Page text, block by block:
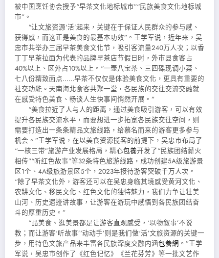
被中国烹饪协会授予“早茶文化地标城市”“民族美食文化地标城
市”。
“让文旅资源‘活’起来，关键在于保证人民群众的参与感、
获得感，而这正是美食的最基本功效”。王学军说，近年来，吴
忠市共举办三届早茶美食文化节，吸引客流量240万人次；以香
丁丁早茶拉面为代表的品牌早茶店节假日时，外市县食客占
40%以上、区外占10%以上。“一壶八宝茶、三四碟现调小菜、
七八份精致面点……早茶不仅仅是体验美食文化，更具有重要的
社交功能。天南海北食客共聚一堂，各民族的交往交流交融就
在感受特色美食、畅谈人生快事间悄然开展。”
“美食拉近了人与人的距离，通过美食吸引游客，可以有效
提升各民族交流水平，而要想进一步拓宽各民族交往空间，则
需要打造出一条条精品文旅线路，给慕名而来的游客更多参与
机会。”王学军说，在以美食资源揽客的前提下，吴忠市布局了
“一核三带”旅游产业发展格局，精心包養开发了“民族团结薪火
相传”“听红色故事”等32条特色旅游线路，成功创建5A级旅游景
区1个、4A级旅游景区5个，2023年接待游客突破千万人次。
“除了早茶文化外，游客还可以在吴忠身临其境感受黄河文化、
农耕文化、移民文化、红色文化的独特魅力，我们力争让壮美
山河、历史遗迹讲故事，让游客在游玩中感悟到各民族团结奋
斗的厚重历史。”
“品美食、逛美景都是让游客直观感受，‘以物叙事’不说
教；而让游客‘听故事’‘动动手’则是我们做‘活’文旅资源的关键一
步，用特色文旅产品来丰富各民族深度交融内涵包養網 。”王学
军说，吴忠市创作了《红色记忆》《兰花芬芳》等一批文艺作